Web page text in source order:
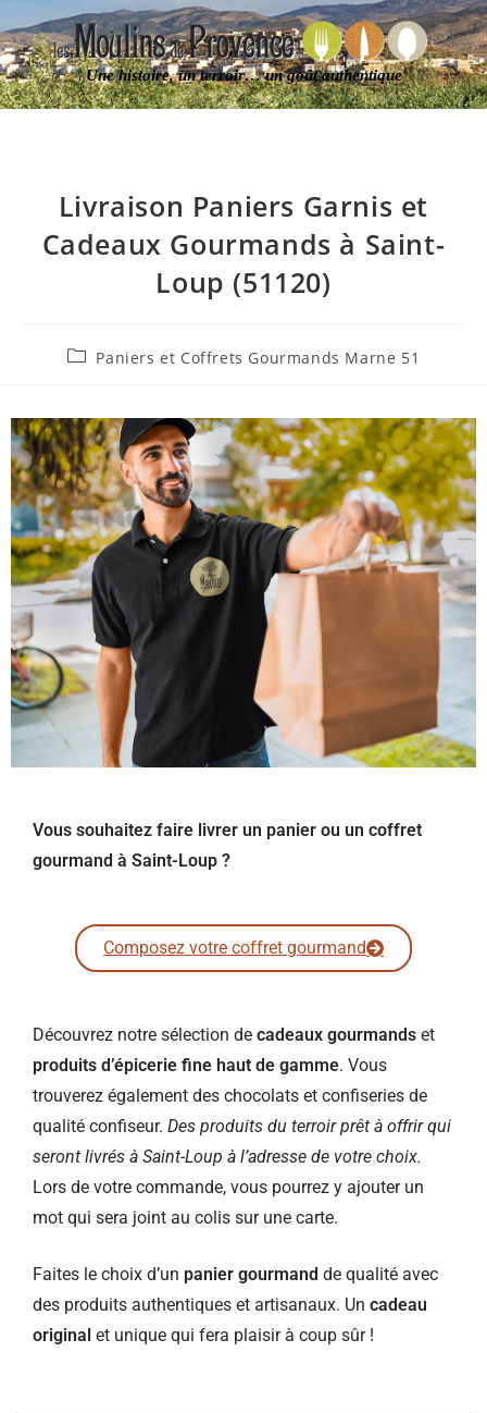
Une histoire, un terroir… un goût authentique
Livraison Paniers Garnis et
Cadeaux Gourmands à Saint-
Loup (51120)
Paniers et Coffrets Gourmands Marne 51
Vous souhaitez faire livrer un panier ou un coffret
gourmand à Saint-Loup ?
Composez votre coffret gourmand
Découvrez notre sélection de cadeaux gourmands et
produits d’épicerie fine haut de gamme. Vous
trouverez également des chocolats et confiseries de
qualité confiseur. Des produits du terroir prêt à offrir qui
seront livrés à Saint-Loup à l’adresse de votre choix.
Lors de votre commande, vous pourrez y ajouter un
mot qui sera joint au colis sur une carte.
Faites le choix d’un panier gourmand de qualité avec
des produits authentiques et artisanaux. Un cadeau
original et unique qui fera plaisir à coup sûr !